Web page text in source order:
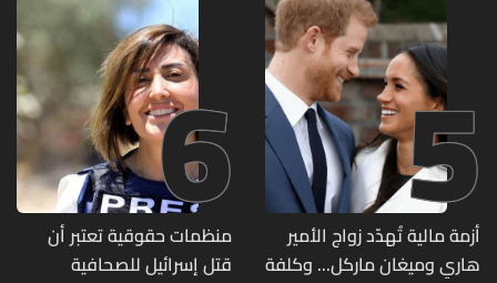
5
أزمة مالية تُهدّد زواج الأمير
هاري وميغان ماركل... وكلفة
6
منظمات حقوقية تعتبر أن
قتل إسرائيل للصحافية